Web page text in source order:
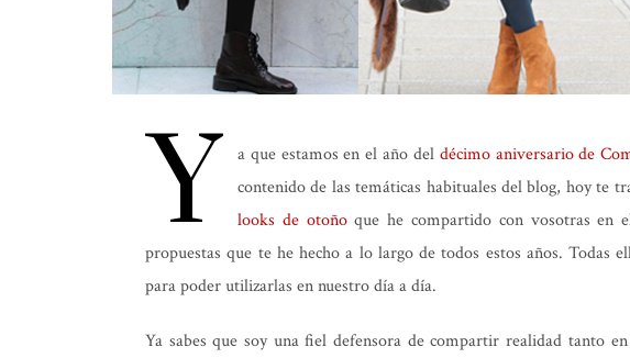
Y a que estamos en el año del décimo aniversario de
contenido de las temáticas habituales del blog, hoy te
looks de otoñoque he compartido con vosotras en
propuestas que te he hecho a lo largo de todos estos años. Todas
para poder utilizarlas en nuestro día a día.
Ya sabes que soy una fiel defensora de compartir realidad tanto